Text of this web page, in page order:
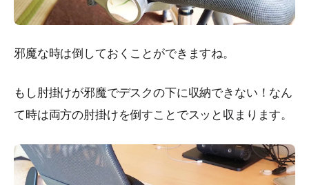
邪魔な時は倒しておくことができますね。
もし肘掛けが邪魔でデスクの下に収納できない！なん
て時は両方の肘掛けを倒すことでスッと収まります。